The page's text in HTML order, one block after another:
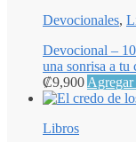
Devocionales,
Devocional –
una sonrisa a tu
₡9,900
Libros